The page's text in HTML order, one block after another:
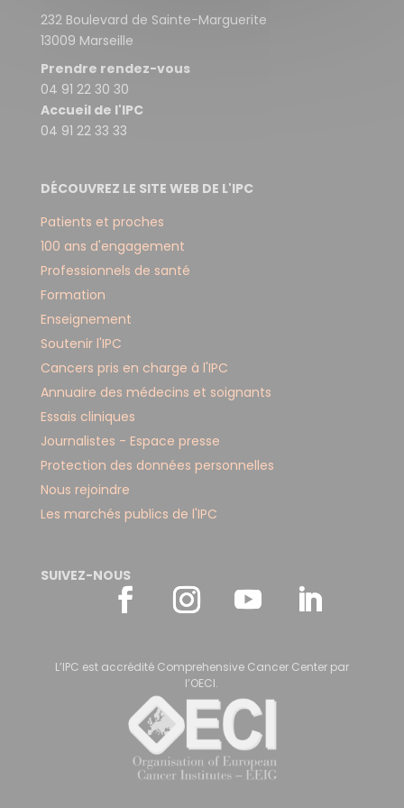
232 Boulevard de Sainte-Marguerite
13009 Marseille
Prendre rendez-vous
04 91 22 30 30
Accueil de l'IPC
04 91 22 33 33
DÉCOUVREZ LE SITE WEB DE L'IPC
Patients et proches
100 ans d'engagement
Professionnels de santé
Formation
Enseignement
Soutenir l'IPC
Cancers pris en charge à l'IPC
Annuaire des médecins et soignants
Essais cliniques
Journalistes - Espace presse
Protection des données personnelles
Nous rejoindre
Les marchés publics de l'IPC
SUIVEZ-NOUS
L’IPC est accrédité Comprehensive Cancer Center par
l’OECI.